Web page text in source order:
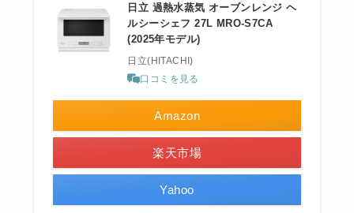
日立 過熱水蒸気 オーブンレンジ ヘ
ルシーシェフ 27L MRO-S7CA
(2025年モデル)
日立(HITACHI)
口コミを見る
Amazon
楽天市場
Yahoo